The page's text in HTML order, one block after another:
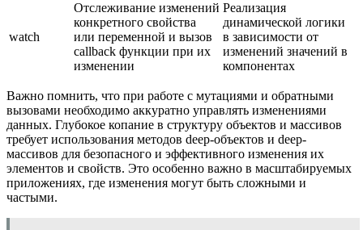
watch
Отслеживание изменений
конкретного свойства
или переменной и вызов
callback функции при их
изменении
Реализация
динамической логики
в зависимости от
изменений значений в
компонентах
Важно помнить, что при работе с мутациями и обратными
вызовами необходимо аккуратно управлять изменениями
данных. Глубокое копание в структуру объектов и массивов
требует использования методов deep-объектов и deep-
массивов для безопасного и эффективного изменения их
элементов и свойств. Это особенно важно в масштабируемых
приложениях, где изменения могут быть сложными и
частыми.